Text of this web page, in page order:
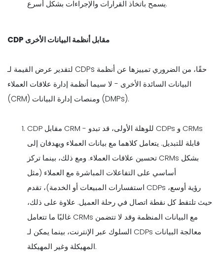
يسمح باتخاذ القرارات والإجراءات بشكل أسرع.
CDP مقابل أنظمة البيانات الأخرى
لتقدير عرض القيمة لـ CDPs حقًا، من الضروري تمييزها عن أنظمة
البيانات السائدة الأخرى - لا سيما أنظمة إدارة علاقات العملاء
(CRM) ومنصات إدارة البيانات (DMPs).
CDP مقابل CRM - للوهلة الأولى، قد تبدو CDPs و CRMs
قابلة للتبديل. يتعامل كلاهما مع بيانات العملاء ويهدفان إلى
تحسين علاقات العملاء. ومع ذلك، بينما تركز CRMs بشكل
أساسي على التفاعلات المباشرة مع العملاء (مثل
استفسارات المبيعات أو الخدمة)، تقدم CDPs رؤية أوسع،
حيث تلتقط كل نقطة اتصال في رحلة العميل. علاوة على ذلك،
غالبًا ما تتعامل CRMs مع البيانات المنظمة وقد لا تتضمن
السلوك عبر الإنترنت، بينما يمكن لـ CDPs معالجة البيانات
المهيكلة وغير المهيكلة.